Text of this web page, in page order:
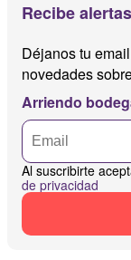
Recibe
Déjanos tu
novedades
Arriendo
Al suscribirte
de privacidad